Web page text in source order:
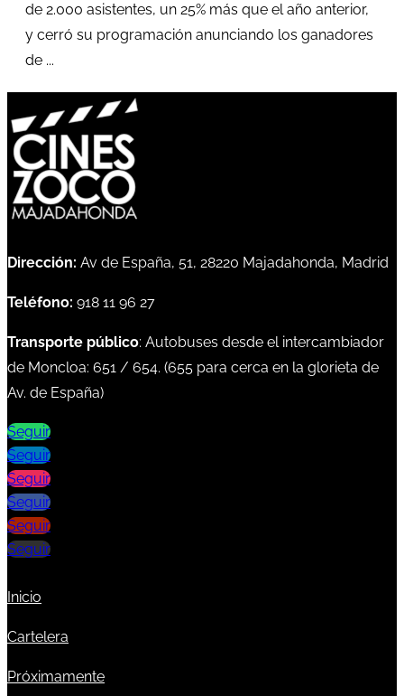
de 2.000 asistentes, un 25% más que el año anterior,
y cerró su programación anunciando los ganadores
de ...
Dirección: Av de España, 51, 28220 Majadahonda, Madrid
Teléfono: 918 11 96 27
Transporte público: Autobuses desde el intercambiador
de Moncloa: 651 / 654. (655 para cerca en la glorieta de
Av. de España)
Seguir
Seguir
Seguir
Seguir
Seguir
Seguir
Inicio
Cartelera
Próximamente